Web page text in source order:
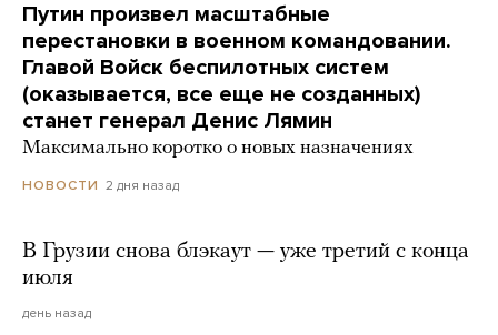
Путин произвел масштабные
перестановки в военном командовании.
Главой Войск беспилотных систем
(оказывается, все еще не созданных)
станет генерал Денис Лямин
Максимально коротко о новых назначениях
НОВОСТИ 2 дня назад
В Грузии снова блэкаут — уже третий с конца
июля
день назад